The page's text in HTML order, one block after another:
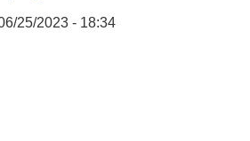
25/2023 - 18:34